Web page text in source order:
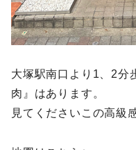
大塚駅南口より1、2分
肉』はあります。
見てくださいこの高級